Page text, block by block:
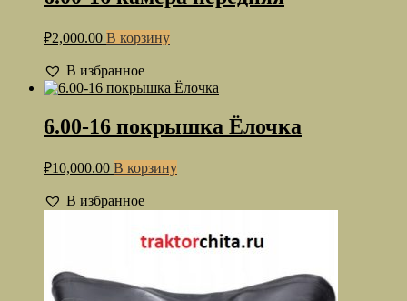
₽2,000.00 В корзину
В избранное
6.00-16 покрышка Ёлочка
₽10,000.00 В корзину
В избранное